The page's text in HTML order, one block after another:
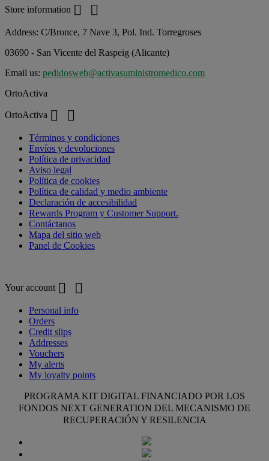
Store information  
Address: C/Bronce, 7 Nave 3, Pol. Ind. Torregroses
03690 - San Vicente del Raspeig (Alicante)
Email us: pedidosweb@activasuministromedico.com
OrtoActiva
OrtoActiva  
Términos y condiciones
Envíos y devoluciones
Política de privacidad
Aviso legal
Política de cookies
Política de calidad y medio ambiente
Declaración de accesibilidad
Rewards Program y Customer Support.
Contáctanos
Mapa del sitio web
Panel de Cookies
Your account  
Personal info
Orders
Credit slips
Addresses
Vouchers
My alerts
My loyalty points
PROGRAMA KIT DIGITAL FINANCIADO POR LOS
FONDOS NEXT GENERATION DEL MECANISMO DE
RECUPERACIÓN Y RESILENCIA